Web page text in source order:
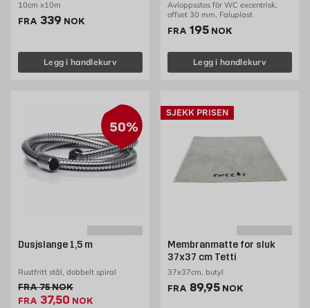
10cm x10m
FRA Pris 339 NOK /stk
339 NOK
Legg i handlekurv
Avloppsstos för WC excentrisk,
offset 30 mm, Faluplast
FRA Pris 195 NOK /stk
195 NOK
Legg i handlekurv
50%
Dusjslange 1,5 m
Rustfritt stål, dobbelt spiral
FRAGammel pris 75 NOK /stk
75NOK
FRA Ekstrapris 37.5 NOK /stk
37,50 NOK
SJEKK PRISEN
Membranmatte for sluk
37x37 cm Tetti
37x37cm, butyl
FRA Pris 89.95 NOK /stk
89,95 NOK